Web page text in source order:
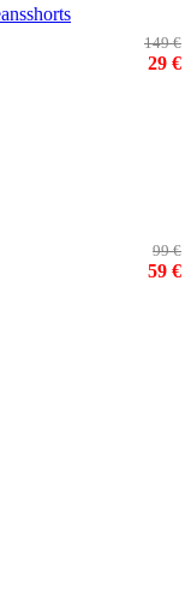
149 €
29 €
99 €
59 €